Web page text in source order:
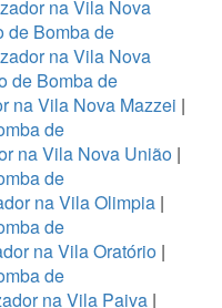
na Vila Nova
de Bomba de
na Vila Nova
de Bomba de
na Vila Nova Mazzei |
de
na Vila Nova União |
de
na Vila Olimpia |
de
na Vila Oratório |
de
na Vila Paiva |